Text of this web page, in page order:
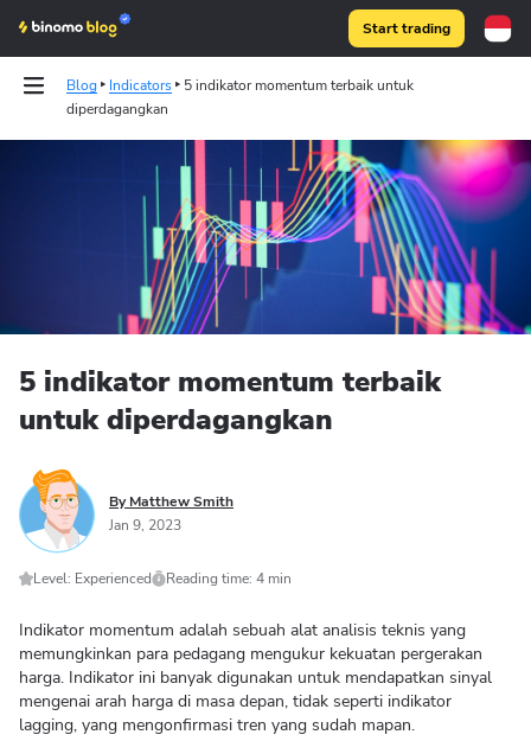
Start trading
Blog Indicators
5 indikator momentum terbaik untuk
diperdagangkan
Binomo on Telegram
5 indikator momentum terbaik
untuk diperdagangkan
By Matthew Smith
Jan 9, 2023
Level: Experienced Reading time: 4 min
Indikator momentum adalah sebuah alat analisis teknis yang
memungkinkan para pedagang mengukur kekuatan pergerakan
harga. Indikator ini banyak digunakan untuk mendapatkan sinyal
mengenai arah harga di masa depan, tidak seperti indikator
lagging, yang mengonfirmasi tren yang sudah mapan.